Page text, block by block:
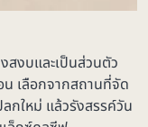
งบและเป็นส่วนตัว
เลือกจากสถานที่จัด
กใหม่ แล้วรังสรรค์วัน